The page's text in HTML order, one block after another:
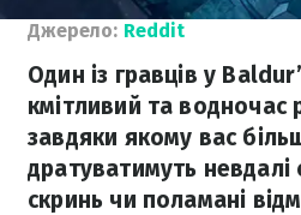
Джерело: Reddit
Один із гравців у
кмітливий та водночас
завдяки якому вас
дратуватимуть
скринь чи поламані